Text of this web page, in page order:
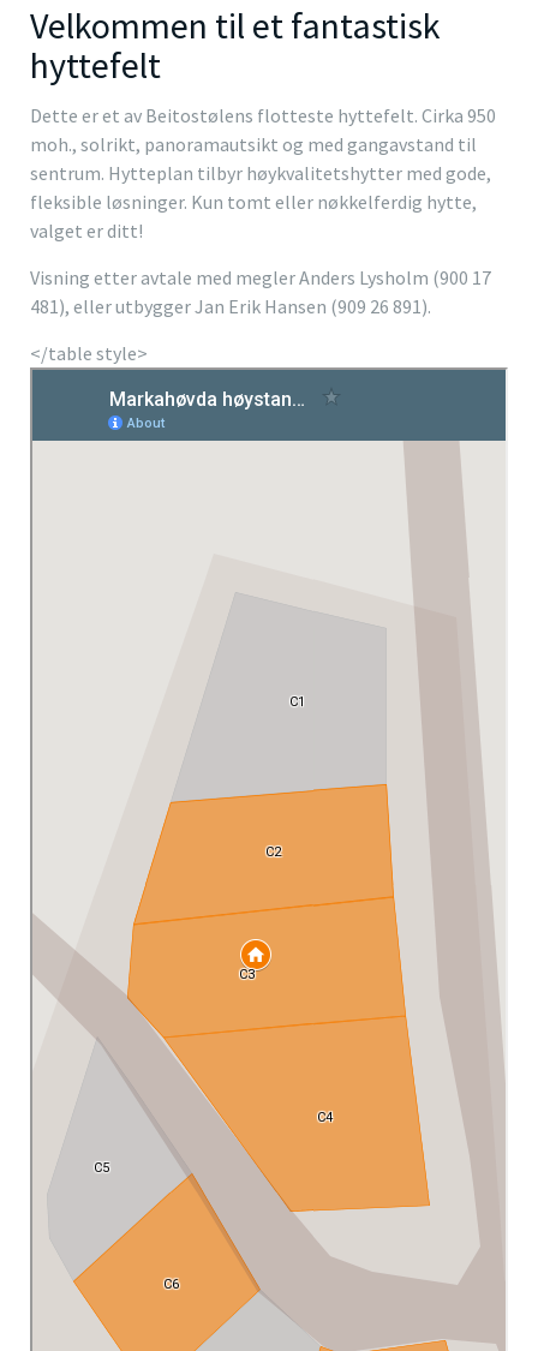
Velkommen til et fantastisk
hyttefelt
Dette er et av Beitostølens flotteste hyttefelt. Cirka 950
moh., solrikt, panoramautsikt og med gangavstand til
sentrum. Hytteplan tilbyr høykvalitetshytter med gode,
fleksible løsninger. Kun tomt eller nøkkelferdig hytte,
valget er ditt!
Visning etter avtale med megler Anders Lysholm (900 17
481), eller utbygger Jan Erik Hansen (909 26 891).
</table style>